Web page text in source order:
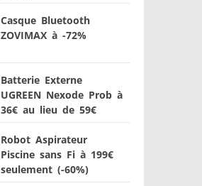
Casque Bluetooth
ZOVIMAX à -72%
Batterie Externe
UGREEN Nexode Prob à
36€ au lieu de 59€
Robot Aspirateur
Piscine sans Fi à 199€
seulement (-60%)